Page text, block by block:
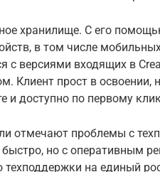
хранилище. С его
в том числе
с версиями входящих в
Клиент прост в освоении,
и доступно по первому
отмечают проблемы с
быстро, но с оперативным
техподдержки на единый